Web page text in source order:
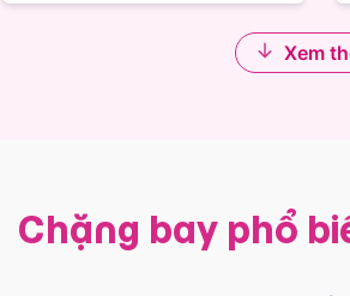
Xem
Chặng bay phổ